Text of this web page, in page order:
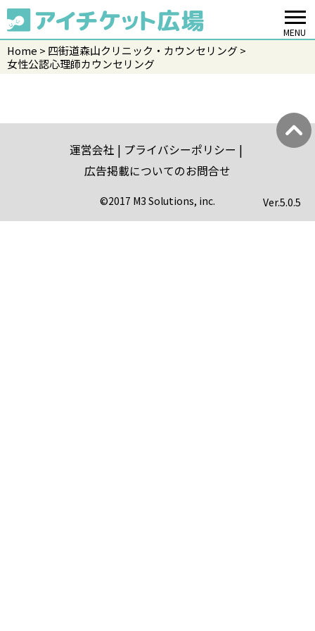
MENU
Home
四街道森山クリニック・カウンセリング
女性公認心理師カウンセリング
運営会社
プライバシーポリシー
広告掲載についてのお問合せ
©2017 M3 Solutions, inc. Ver.5.0.5